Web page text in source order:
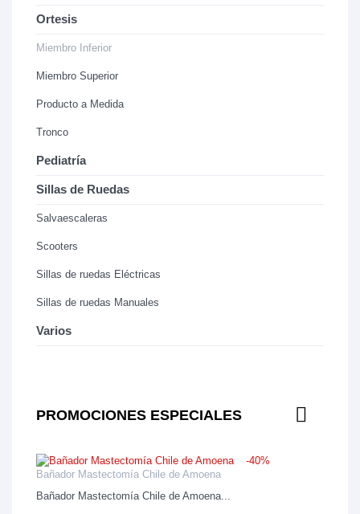
Ortesis
Miembro Inferior
Miembro Superior
Producto a Medida
Tronco
Pediatría
Sillas de Ruedas
Salvaescaleras
Scooters
Sillas de ruedas Eléctricas
Sillas de ruedas Manuales
Varios
PROMOCIONES ESPECIALES
-40%
Bañador Mastectomía Chile de Amoena
Bañador Mastectomía Chile de Amoena...